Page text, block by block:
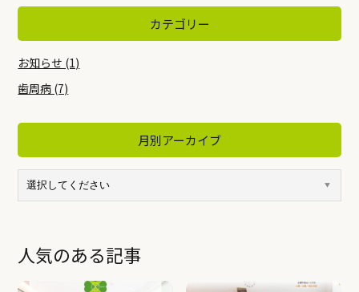
カテゴリー
お知らせ (1)
歯周病 (7)
月別アーカイブ
人気のある記事